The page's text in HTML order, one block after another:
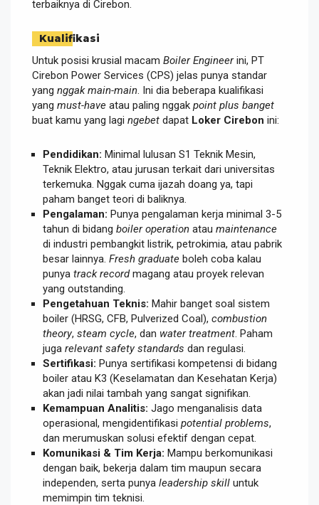
terbaiknya di Cirebon.
Kualifikasi
Untuk posisi krusial macam Boiler Engineerini, PT
Cirebon Power Services (CPS) jelas punya standar
yang nggak main-main . Ini dia beberapa kualifikasi
yang must-have atau paling nggak point plus banget
buat kamu yang lagi ngebet dapat Loker Cirebon ini:
Pendidikan: Minimal lulusan S1 Teknik Mesin,
Teknik Elektro, atau jurusan terkait dari universitas
terkemuka. Nggak cuma ijazah doang ya, tapi
paham banget teori di baliknya.
Pengalaman: Punya pengalaman kerja minimal 3-5
tahun di bidang boiler operation atau maintenance
di industri pembangkit listrik, petrokimia, atau pabrik
besar lainnya. Fresh graduate boleh coba kalau
punya track recordmagang atau proyek relevan
yang outstanding.
Pengetahuan Teknis: Mahir banget soal sistem
boiler (HRSG, CFB, Pulverized Coal), combustion
theory, steam cycle, dan water treatment . Paham
juga relevant safety standards dan regulasi.
Sertifikasi: Punya sertifikasi kompetensi di bidang
boiler atau K3 (Keselamatan dan Kesehatan Kerja)
akan jadi nilai tambah yang sangat signifikan.
Kemampuan Analitis: Jago menganalisis data
operasional, mengidentifikasi potential problems,
dan merumuskan solusi efektif dengan cepat.
Komunikasi & Tim Kerja: Mampu berkomunikasi
dengan baik, bekerja dalam tim maupun secara
independen, serta punya leadership skill untuk
memimpin tim teknisi.